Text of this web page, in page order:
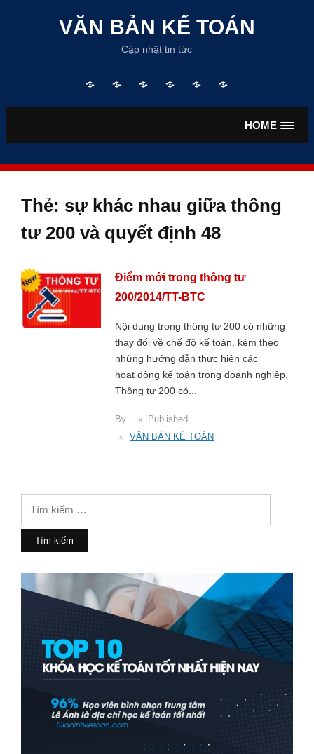
content
VĂN BẢN KẾ TOÁN
Cập nhật tin tức
chủ
VẤN
BẢN
BẢN
LƯƠNGHIỂM
HOME
Thẻ: sự khác nhau giữa thông
tư 200 và quyết định 48
Điểm mới trong thông tư
200/2014/TT-BTC
Nội dung trong thông tư 200 có những
thay đổi về chế độ kế toán, kèm theo
những hướng dẫn thực hiện các
hoạt động kế toán trong doanh nghiệp.
Thông tư 200 có...
By
Published
VĂN BẢN KẾ TOÁN
cho: